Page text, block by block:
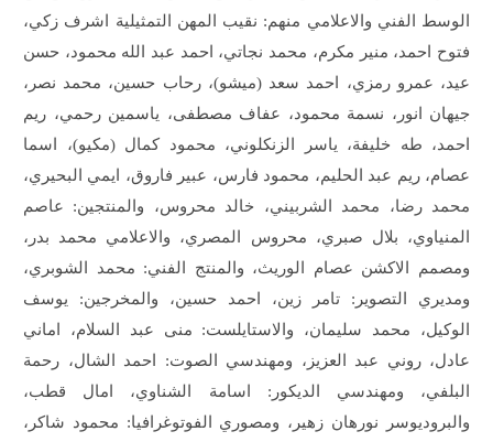
الوسط الفني والاعلامي منهم: نقيب المهن التمثيلية اشرف زكي،
فتوح احمد، منير مكرم، محمد نجاتي، احمد عبد الله محمود، حسن
عيد، عمرو رمزي، احمد سعد (ميشو)، رحاب حسين، محمد نصر،
جيهان انور، نسمة محمود، عفاف مصطفى، ياسمين رحمي، ريم
احمد، طه خليفة، ياسر الزنكلوني، محمود كمال (مكيو)، اسما
عصام، ريم عبد الحليم، محمود فارس، عبير فاروق، ايمي البحيري،
محمد رضا، محمد الشربيني، خالد محروس، والمنتجين: عاصم
المنياوي، بلال صبري، محروس المصري، والاعلامي محمد بدر،
ومصمم الاكشن عصام الوريث، والمنتج الفني: محمد الشوبري،
ومديري التصوير: تامر زين، احمد حسين، والمخرجين: يوسف
الوكيل، محمد سليمان، والاستايلست: منى عبد السلام، اماني
عادل، روني عبد العزيز، ومهندسي الصوت: احمد الشال، رحمة
البلفي، ومهندسي الديكور: اسامة الشناوي، امال قطب،
والبروديوسر نورهان زهير، ومصوري الفوتوغرافيا: محمود شاكر،